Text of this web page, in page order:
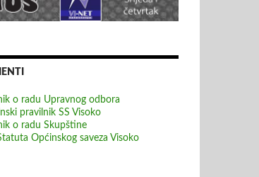
o radu Upravnog odbora
pravilnik SS Visoko
o radu Skupštine
Općinskog saveza Visoko